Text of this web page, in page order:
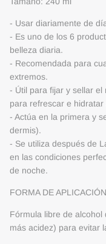
- Usar diariamente de
- Es uno de los 6
belleza diaria.
- Recomendada para
extremos.
- Útil para fijar y sellar el
para refrescar e hidratar
- Actúa en la primera y
dermis).
- Se utiliza después de
en las condiciones
de noche.
FORMA DE APLICACIÓN
Fórmula libre de alcohol
más acidez) para evitar